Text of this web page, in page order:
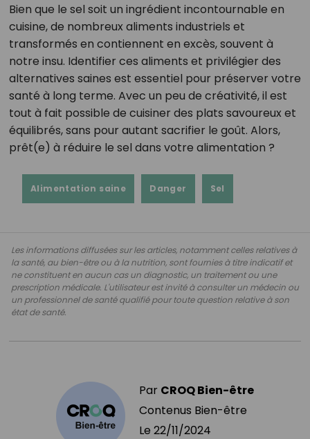
Bien que le sel soit un ingrédient incontournable en
cuisine, de nombreux aliments industriels et
transformés en contiennent en excès, souvent à
notre insu. Identifier ces aliments et privilégier des
alternatives saines est essentiel pour préserver votre
santé à long terme. Avec un peu de créativité, il est
tout à fait possible de cuisiner des plats savoureux et
équilibrés, sans pour autant sacrifier le goût. Alors,
prêt(e) à réduire le sel dans votre alimentation ?
Alimentation saine Danger Sel
Les informations diffusées sur les articles, notamment celles relatives à
la santé, au bien-être ou à la nutrition, sont fournies à titre indicatif et
ne constituent en aucun cas un diagnostic, un traitement ou une
prescription médicale. L'utilisateur est invité à consulter un médecin ou
un professionnel de santé qualifié pour toute question relative à son
état de santé.
Par CROQ Bien-être
Contenus Bien-être
Le 22/11/2024